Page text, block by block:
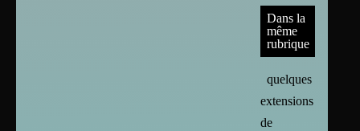
Dans la
même
rubrique
quelques
extensions
de